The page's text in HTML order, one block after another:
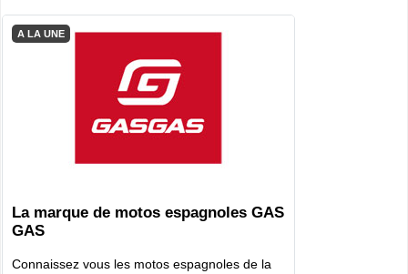
A LA UNE
La marque de motos espagnoles GAS
GAS
Connaissez vous les motos espagnoles de la